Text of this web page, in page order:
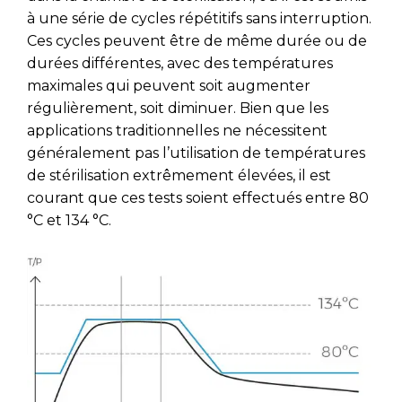
à une série de cycles répétitifs sans interruption.
Ces cycles peuvent être de même durée ou de
durées différentes, avec des températures
maximales qui peuvent soit augmenter
régulièrement, soit diminuer. Bien que les
applications traditionnelles ne nécessitent
généralement pas l’utilisation de températures
de stérilisation extrêmement élevées, il est
courant que ces tests soient effectués entre 80
°C et 134 °C.